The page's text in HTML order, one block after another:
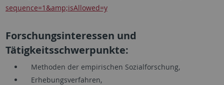
sequence=1&amp;isAllowed=y
Forschungsinteressen und
Tätigkeitsschwerpunkte:
Methoden der empirischen Sozialforschung,
Erhebungsverfahren,